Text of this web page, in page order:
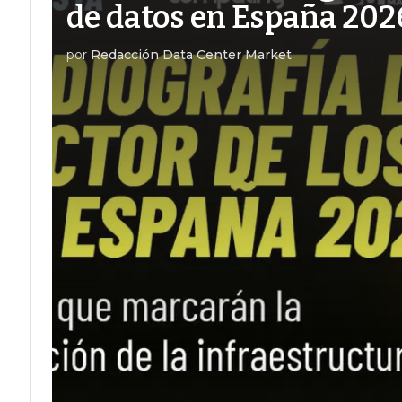
de datos en España
por Redacción Data Center Market